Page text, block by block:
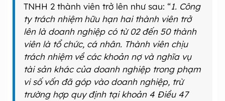
TNHH 2 thành viên trở lên như sau: “1. Công
ty trách nhiệm hữu hạn hai thành viên trở
lên là doanh nghiệp có từ 02 đến 50 thành
viên là tổ chức, cá nhân. Thành viên chịu
trách nhiệm về các khoản nợ và nghĩa vụ
tài sản khác của doanh nghiệp trong phạm
vi số vốn đã góp vào doanh nghiệp, trừ
trường hợp quy định tại khoản 4 Điều 47